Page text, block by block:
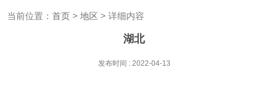
当前位置： 首页 > 地区 > 详细内容
湖北
发布时间 : 2022-04-13